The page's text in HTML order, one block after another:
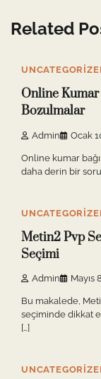
Related
Online Kumar
Bozulmalar
Admin Ocak
Online kumar
daha derin bir
Metin2 Pvp
Seçimi
Admin Mayıs
Bu makalede,
seçiminde dikkat
[…]